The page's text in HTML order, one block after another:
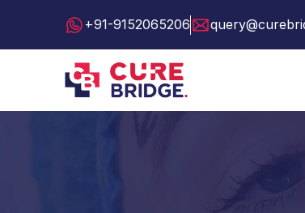
+91-9152065206